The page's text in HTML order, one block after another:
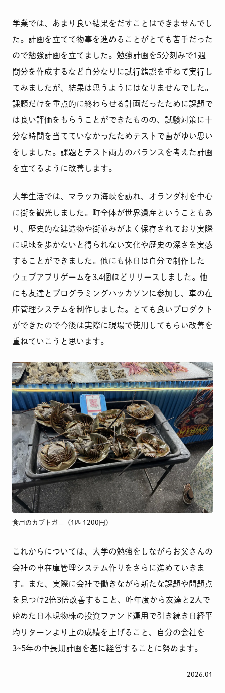
学業では、あまり良い結果をだすことはできませんでし
た。計画を立てて物事を進めることがとても苦手だった
ので勉強計画を立てました。勉強計画を5分刻みで1週
間分を作成するなど自分なりに試行錯誤を重ねて実行し
てみましたが、結果は思うようにはなりませんでした。
課題だけを重点的に終わらせる計画だったために課題で
は良い評価をもらうことができたものの、試験対策に十
分な時間を当てていなかったためテストで歯がゆい思い
をしました。課題とテスト両方のバランスを考えた計画
を立てるように改善します。
大学生活では、マラッカ海峡を訪れ、オランダ村を中心
に街を観光しました。町全体が世界遺産ということもあ
り、歴史的な建造物や街並みがよく保存されており実際
に現地を歩かないと得られない文化や歴史の深さを実感
することができました。他にも休日は自分で制作した
ウェブアプリゲームを3,4個ほどリリースしました。他
にも友達とプログラミングハッカソンに参加し、車の在
庫管理システムを制作しました。とても良いプロダクト
ができたので今後は実際に現場で使用してもらい改善を
重ねていこうと思います。
食用のカブトガニ（1匹 1200円）
これからについては、大学の勉強をしながらお父さんの
会社の車在庫管理システム作りをさらに進めていきま
す。また、実際に会社で働きながら新たな課題や問題点
を見つけ2倍3倍改善すること、昨年度から友達と2人で
始めた日本現物株の投資ファンド運用で引き続き日経平
均リターンより上の成績を上げること、自分の会社を
3~5年の中長期計画を基に経営することに努めます。
2026.01